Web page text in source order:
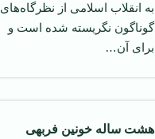
به انقلاب اسلامی از نظرگاه‌های
گوناگون نگريسته شده است و
برای آن…
هشت ساله خونين فربهی